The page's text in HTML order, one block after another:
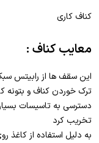
کناف کاری
معایب کناف :
این سقف ها از رابیتس
ترک خوردن کناف و بتونه
دسترسی به تاسیسات
تخریب کرد
به دلیل استفاده از کاغذ